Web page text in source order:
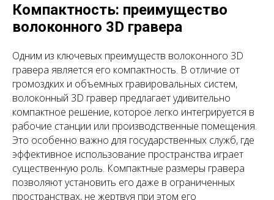
Компактность: преимущество
волоконного 3D гравера
Одним из ключевых преимуществ волоконного 3D
гравера является его компактность. В отличие от
громоздких и объемных гравировальных систем,
волоконный 3D гравер предлагает удивительно
компактное решение, которое легко интегрируется в
рабочие станции или производственные помещения.
Это особенно важно для государственных служб, где
эффективное использование пространства играет
существенную роль. Компактные размеры гравера
позволяют установить его даже в ограниченных
пространствах, не жертвуя при этом его